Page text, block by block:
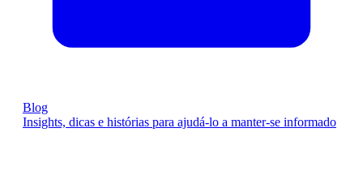
Blog
Insights, dicas e histórias para ajudá-lo a manter-se informado